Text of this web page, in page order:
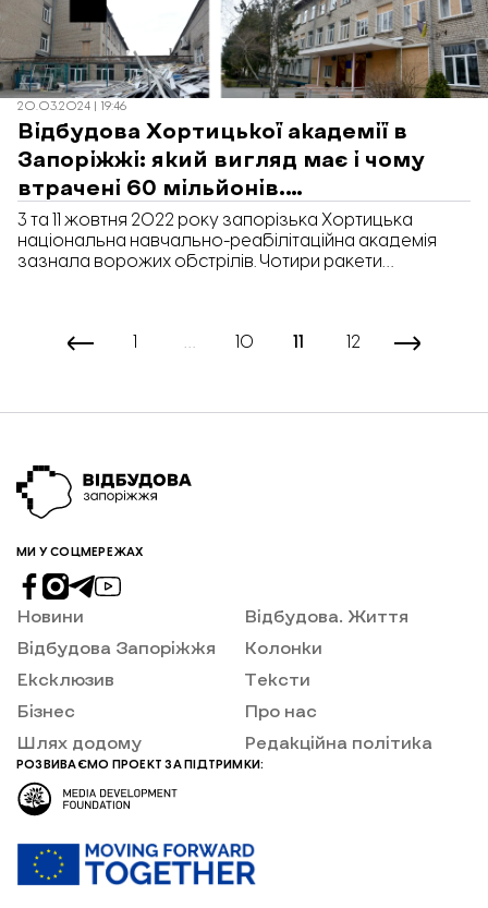
20.03.2024 | 19:46
Відбудова Хортицької академії в
Запоріжжі: який вигляд має і чому
втрачені 60 мільйонів.
ФОТОРЕПОРТАЖ
3 та 11 жовтня 2022 року запорізька Хортицька
національна навчально-реабілітаційна академія
зазнала ворожих обстрілів. Чотири ракети
відремонтувати, та які роботи виконуються зараз,
… 10 11 12
МИ У СОЦМЕРЕЖАХ
Новини
Відбудова Запоріжжя
Ексклюзив
Бізнес
Шлях додому
Відбудова. Життя
Колонки
Тексти
Про нас
Редакційна політика
РОЗВИВАЄМО ПРОЕКТ ЗА ПІДТРИМКИ: